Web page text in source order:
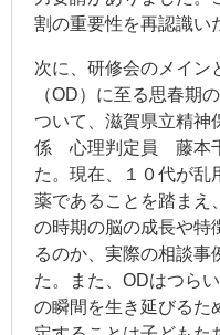
割の重要性を再認識い
次に、研修会のメイン
（OD）に至る思春期
ついて、滋賀県立精
係 心理判定員 藤本
た。現在、１０代が乱
薬であることを踏まえ
の時期の脳の成長や特
るのか、実際の相談事
た。また、ODはつら
の瞬間を生き延びるた